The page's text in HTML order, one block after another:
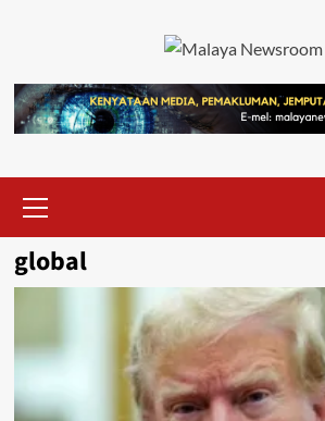
global